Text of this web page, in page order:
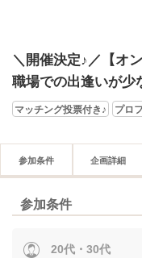
＼開催決定♪／【オ
職場での出逢いが
マッチング投票付き♪ プロ
参加条件 企画詳細
参加条件
20代・30代